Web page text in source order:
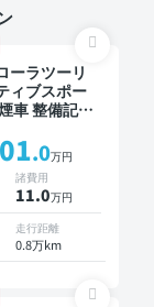
ーラツーリ
ィブスポー
車 整備記録
ビキットあ
ンドスポッ
ートクル
キー ETC
ー ドライ
衝突軽減
.0万円
諸費用
11.0万円
走行距離
0.8万km